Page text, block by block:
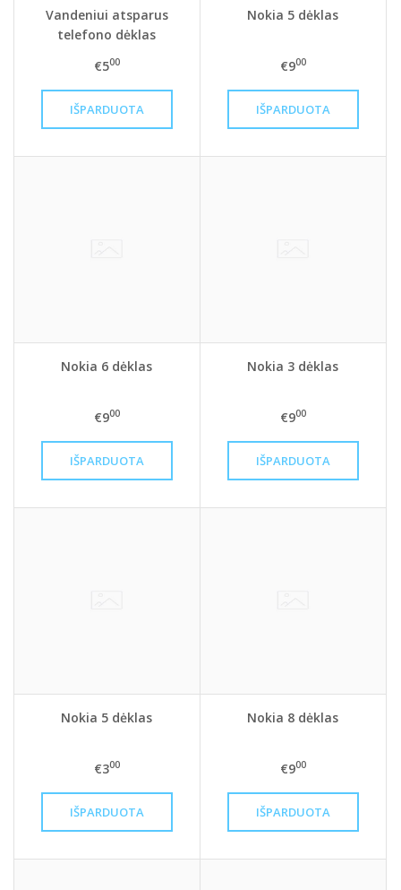
Vandeniui atsparus
telefono dėklas
€500
Nokia 5 dėklas
€900
Nokia 6 dėklas
€900
Nokia 3 dėklas
€900
Nokia 5 dėklas
€300
Nokia 8 dėklas
€900